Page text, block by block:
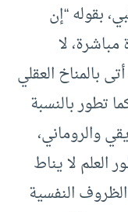
بقوله “إن
لا
بالمناخ العقلي
تطور بالنسبة
والروماني،
العلم لا يناط
النفسية